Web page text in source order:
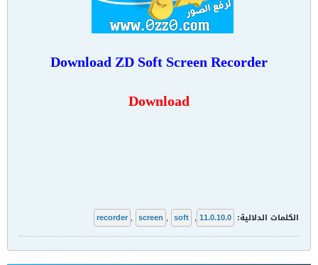
Download ZD Soft Screen Recorder
Download
الكلمات الدلالية: 11.0.10.0
,
recorder , screen , soft